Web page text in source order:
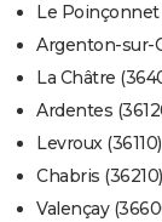
Le Poinçonnet
Argenton-sur-
La Châtre
Ardentes
Levroux (36110)
Chabris (36210)
Valençay